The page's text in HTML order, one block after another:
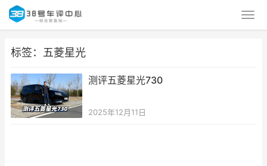
标签：五菱星光
测评五菱星光730
2025年12月11日